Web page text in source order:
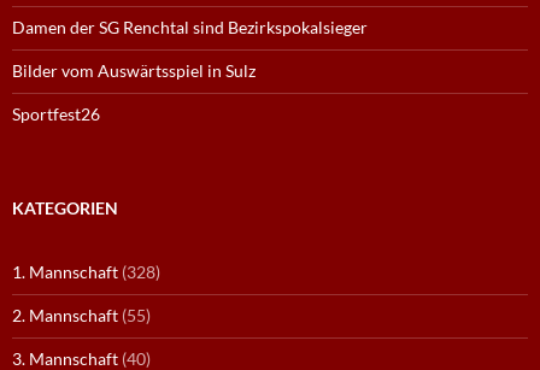
Damen der SG Renchtal sind Bezirkspokalsieger
Bilder vom Auswärtsspiel in Sulz
Sportfest26
KATEGORIEN
1. Mannschaft (328)
2. Mannschaft (55)
3. Mannschaft (40)